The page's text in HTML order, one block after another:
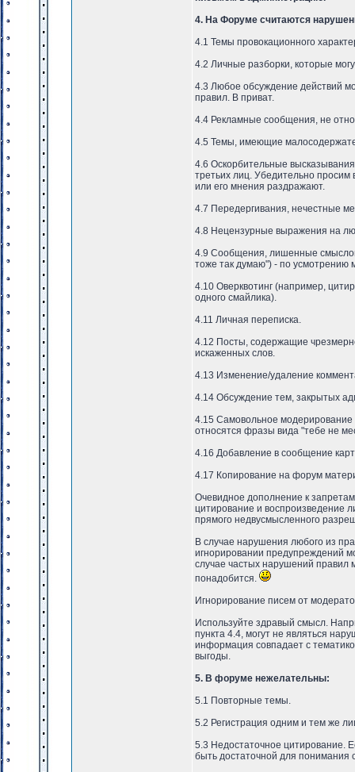
4. На Форуме считаются
4.1 Темы провокационного
4.2 Личные разборки, которые
4.3 Любое обсуждение действий
правил. В приват.
4.4 Рекламные сообщения, не
4.5 Темы, имеющие
4.6 Оскорбительные
третьих лиц. Убедительно просим
или его мнения раздражают.
4.7 Передергивания, нечестные
4.8 Нецензурные выражения на
4.9 Сообщения, лишенные
тоже так думаю") - по усмотрению
4.10 Оверквотинг (например,
одного смайлика).
4.11 Личная переписка.
4.12 Посты, содержащие
искаженных слов.
4.13 Изменение/удаление
4.14 Обсуждение тем, закрытых
4.15 Самовольное
относятся фразы вида "тебе не
4.16 Добавление в сообщение
4.17 Копирование на форум
Очевидное дополнение к
цитирование и воспроизведение
прямого недвусмысленного
В случае нарушения любого из
игнорировании предупреждений
случае частых нарушений правил
понадобится.
Игнорирование писем от
Используйте здравый смысл.
пункта 4.4, могут не являться
информация совпадает с
выгоды.
5. В форуме нежелательны:
5.1 Повторные темы.
5.2 Регистрация одним и тем же
5.3 Недостаточное цитирование.
быть достаточной для понимания